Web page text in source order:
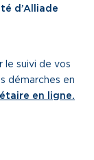
d’Alliade
le suivi de vos
démarches en
en ligne.